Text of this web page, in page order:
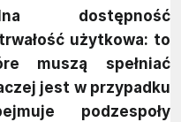
dostępność
użytkowa: to
muszą spełniać
jest w przypadku
podzespoły